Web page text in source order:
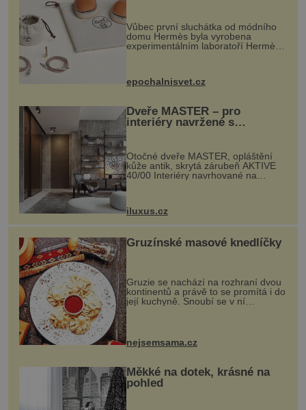
Vůbec první sluchátka od módního
domu Hermès byla vyrobena
experimentálním laboratoří Hermès
kovový...
epochalnisvet.cz
Dveře MASTER – pro
interiéry navržené s
rozumem i vášní!
Otočné dveře MASTER, opláštění
kůže antik, skrytá zárubeň AKTIVE
40/00 Interiéry navrhované na
zakázku často vyžadují atypické
rozměry nejen nábytku, ale i
dnes umož...
iluxus.cz
Gruzínské masové knedlíčky
Gruzie se nachází na rozhraní dvou
kontinentů a právě to se promítá i do
její kuchyně. Snoubí se v ní
evropské a asijské chutě a díky tomu
pokrmy, které rozhodně st...
nejsemsama.cz
Měkké na dotek, krásné na
pohled